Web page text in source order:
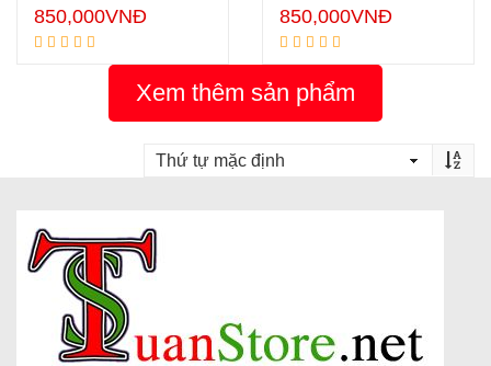
850,000VNĐ
850,000VNĐ
Xem thêm sản phẩm